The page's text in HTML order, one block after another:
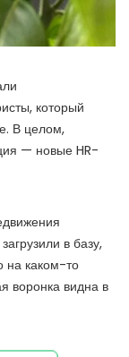
который
В целом,
— новые HR-
в базу,
на каком-то
воронка видна в